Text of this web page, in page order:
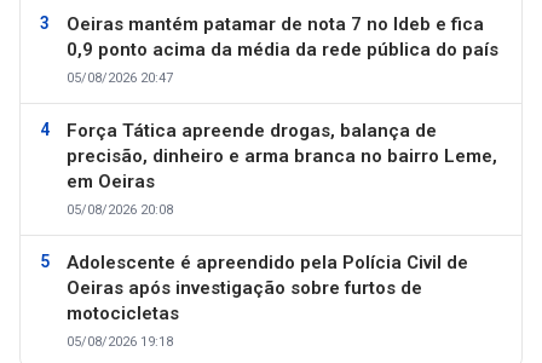
Oeiras mantém patamar de nota 7 no Ideb e fica
0,9 ponto acima da média da rede pública do país
05/08/2026 20:47
Força Tática apreende drogas, balança de
precisão, dinheiro e arma branca no bairro Leme,
em Oeiras
05/08/2026 20:08
Adolescente é apreendido pela Polícia Civil de
Oeiras após investigação sobre furtos de
motocicletas
05/08/2026 19:18